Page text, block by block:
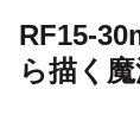
RF15-
ら描く